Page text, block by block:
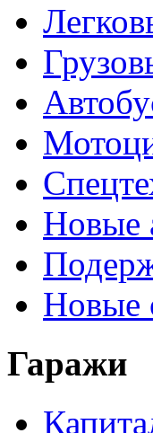
Новые
Новые
Гаражи